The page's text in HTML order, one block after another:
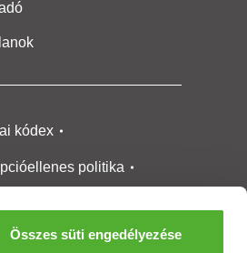
Összes süti engedélyezése
kódex
politika